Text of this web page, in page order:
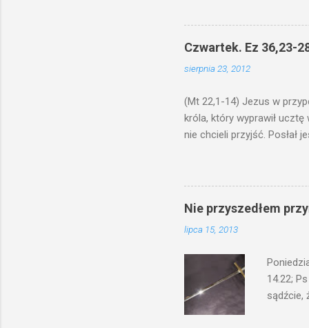
niechaj
ma. W
by je
Czwartek. Ez 36,23-
sierpnia 23, 2012
(Mt 22,1-14) Jezus w
króla, który wyprawił ucztę
nie chcieli przyjść. Posłał
swoje pole, drugi do
gniewem. Posłał swe
wprawdzie jest gotowa,
których spotkacie. Słudzy
biesiadnikami. Wszedł król,
Nie przyszedłem
lipca 15, 2013
14.22;
sądźcie,